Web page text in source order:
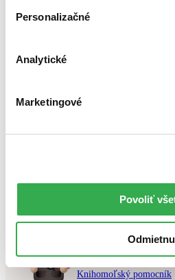
Personalizačné
Analytické
Marketingové
Povoliť
Top hodnotené
Najlacnejšie
Nebol nájdenýžiadny titulvyhovujúci
Skúste prosím zmeniť vyhľadávaný
Chcete poradiť
Knihomoľský pomocník